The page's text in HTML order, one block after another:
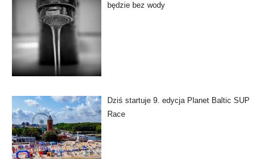
będzie bez wody
Dziś startuje 9. edycja Planet Baltic SUP
Race